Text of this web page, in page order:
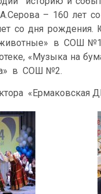
– 160 лет
со дня
в СОШ №1,
«Музыка на
в СОШ №2.